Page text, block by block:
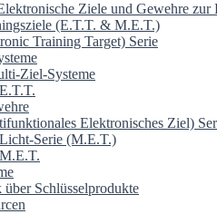
Ziele und Gewehre
(E.T.T. & M.E.T.)
Training Target) Serie
Ziel-Systeme
Elektronisches Ziel)
Serie (M.E.T.)
Schlüsselprodukte